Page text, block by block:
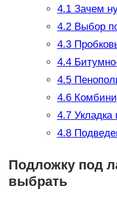
4.1Зачем
4.2Выбор
4.3
4.4
4.5
4.6
4.7Укладка
4.8
Подложку под
выбрать